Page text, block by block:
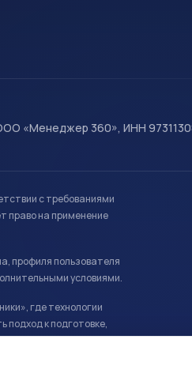
«Менеджер 360», ИНН
с требованиями
право на применение
профиля пользователя
условиями.
где технологии
подход к подготовке,